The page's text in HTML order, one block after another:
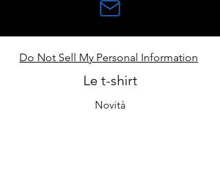
Do Not Sell My Personal Information
Le t-shirt
Novità